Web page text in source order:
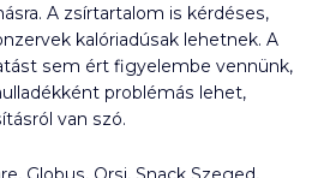
A zsírtartalom is kérdéses,
kalóriadúsak lehetnek. A
sem ért figyelembe vennünk,
problémás lehet,
van szó.